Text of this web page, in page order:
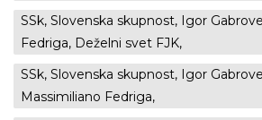
SSk, Slovenska skupnost, Igor
Fedriga, Deželni svet FJK,
SSk, Slovenska skupnost, Igor
Massimiliano Fedriga,